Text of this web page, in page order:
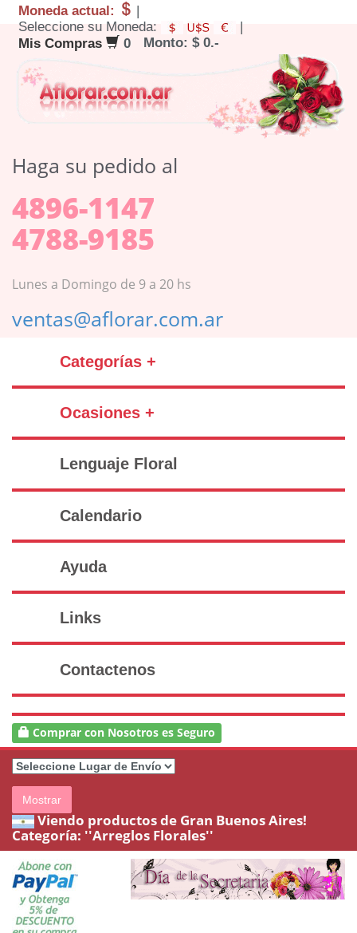
Moneda actual:
|
Seleccione su Moneda:
|
Mis Compras
0 Monto: $ 0.-
Haga su pedido al
4896-1147
4788-9185
Lunes a Domingo de 9 a 20 hs
ventas@aflorar.com.ar
Categorías +
Ocasiones +
Lenguaje Floral
Calendario
Ayuda
Links
Contactenos
Comprar con Nosotros es Seguro
Mostrar
Viendo productos de Gran Buenos Aires!
Categoría: ''Arreglos Florales''